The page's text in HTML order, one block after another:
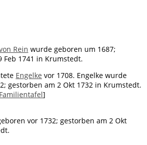
Rein wurde geboren um 1687;
Feb 1741 in Krumstedt.
Engelke vor 1708. Engelke wurde
gestorben am 2 Okt 1732 in Krumstedt.
Familientafel]
vor 1732; gestorben am 2 Okt